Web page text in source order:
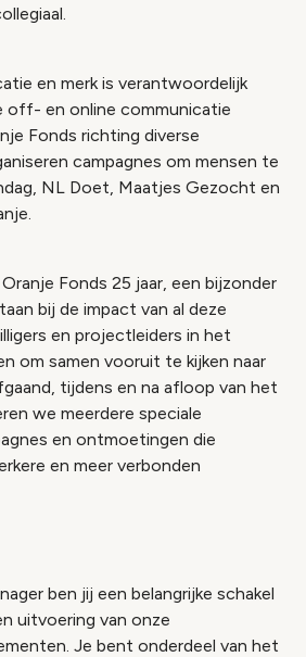
en merk is verantwoordelijk
off- en online communicatie
Fonds richting diverse
campagnes om mensen te
NL Doet, Maatjes Gezocht en
Fonds 25 jaar, een bijzonder
bij de impact van al deze
en projectleiders in het
om samen vooruit te kijken naar
tijdens en na afloop van het
we meerdere speciale
en ontmoetingen die
en meer verbonden
ben jij een belangrijke schakel
uitvoering van onze
Je bent onderdeel van het